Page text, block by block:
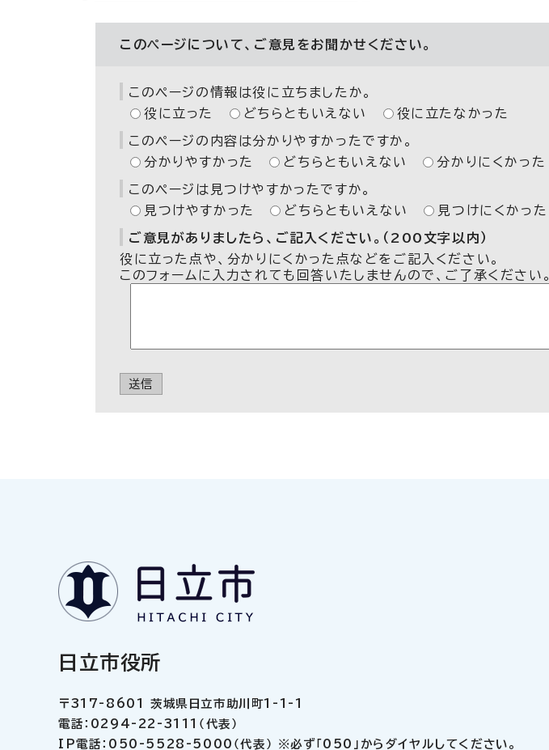
このページについて、ご意見をお聞かせください。
このページの情報は役に立ちましたか。
役に立った
どちらともいえない 役に立たなかった
このページの内容は分かりやすかったですか。
分かりやすかった
どちらともいえない 分かりにくかった
このページは見つけやすかったですか。
見つけやすかった
どちらともいえない 見つけにくかった
ご意見がありましたら、ご記入ください。（200文字以内）
役に立った点や、分かりにくかった点などをご記入ください。
このフォームに入力されても回答いたしませんので、ご了承ください。
送信
日立市役所
〒317-8601 茨城県日立市助川町1-1-1
電話：0294-22-3111（代表）
IP電話：050-5528-5000（代表） ※必ず「050」からダイヤルしてください。